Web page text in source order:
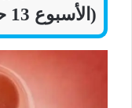
(الأسبوع 13 حتى الأسبوع 16)